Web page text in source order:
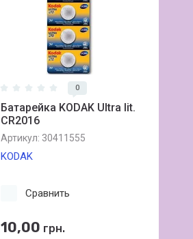
0
Батарейка KODAK Ultra lit.
CR2016
Артикул: 30411555
KODAK
Сравнить
10,00 грн.